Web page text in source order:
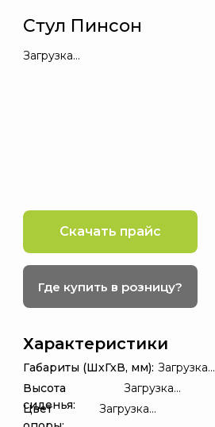
Загрузка…
Стул Пинсон
Где купить в розницу?
Скачать прайс
Габариты (ШхГхВ, мм): Загрузка...
Загрузка...
Высота
сиденья:
Загрузка...
Цвет
Характеристики